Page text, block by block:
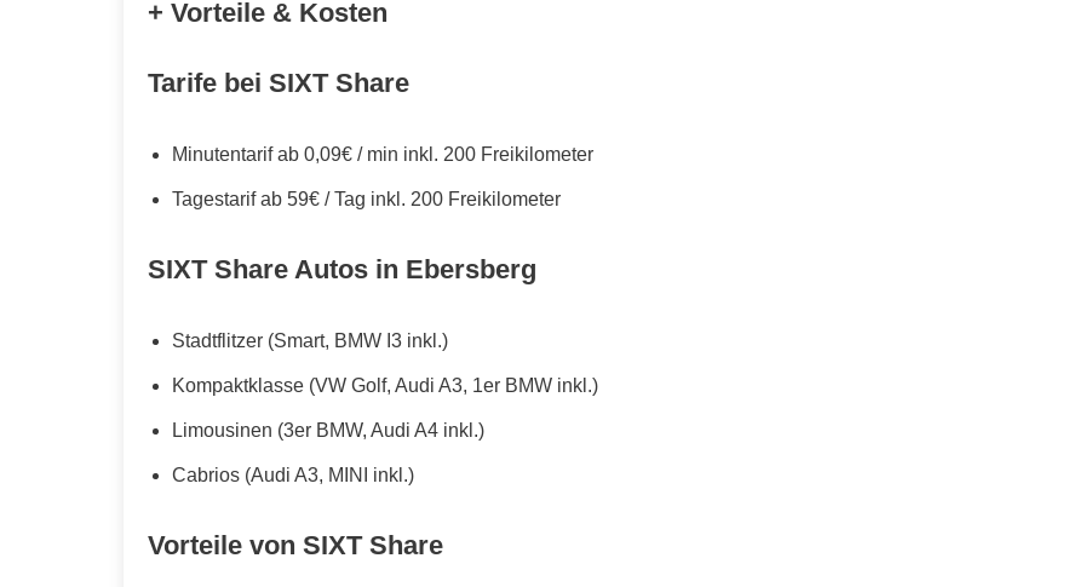
+ Vorteile & Kosten
Tarife bei SIXT Share
Minutentarif ab 0,09€ / min inkl. 200 Freikilometer
Tagestarif ab 59€ / Tag inkl. 200 Freikilometer
SIXT Share Autos in Ebersberg
Stadtflitzer (Smart, BMW I3 inkl.)
Kompaktklasse (VW Golf, Audi A3, 1er BMW inkl.)
Limousinen (3er BMW, Audi A4 inkl.)
Cabrios (Audi A3, MINI inkl.)
Vorteile von SIXT Share